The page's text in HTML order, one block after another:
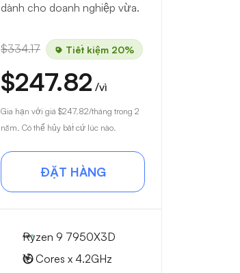
dành cho doanh nghiệp vừa.
$334.17 Tiết kiệm 20%
$247.82 /vì
Gia hạn với giá $247.82/tháng trong 2
năm. Có thể hủy bất cứ lúc nào.
ĐẶT HÀNG
Ryzen 9 7950X3D
16 Cores x 4.2GHz